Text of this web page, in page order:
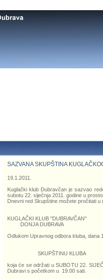
SAZVANA SKUPŠTINA
19.1.2011.
Kuglački klub Dubravčan je sazvao
subotu 22. siječnja 2011. godine u
Dnevni red Skupštine možete pročitati
KUGLAČKI KLUB ''DUBRAVČAN''
DONJA DUBRAVA
Odlukom Upravnog odbora kluba, dana
SKUPŠTINU KLUBA
koja će se održati u SUBOTU 22.
Dubravi s početkom u 19.00 sati.